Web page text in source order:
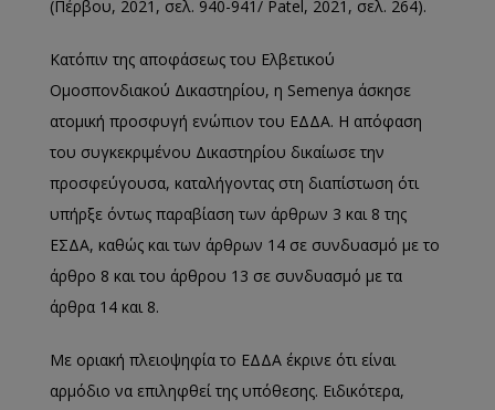
(Πέρβου, 2021, σελ. 940-941/ Patel, 2021, σελ. 264).
Κατόπιν της αποφάσεως του Ελβετικού
Ομοσπονδιακού Δικαστηρίου, η Semenya άσκησε
ατομική προσφυγή ενώπιον του ΕΔΔΑ. Η απόφαση
του συγκεκριμένου Δικαστηρίου δικαίωσε την
προσφεύγουσα, καταλήγοντας στη διαπίστωση ότι
υπήρξε όντως παραβίαση των άρθρων 3 και 8 της
ΕΣΔΑ, καθώς και των άρθρων 14 σε συνδυασμό με το
άρθρο 8 και του άρθρου 13 σε συνδυασμό με τα
άρθρα 14 και 8.
Με οριακή πλειοψηφία το ΕΔΔΑ έκρινε ότι είναι
αρμόδιο να επιληφθεί της υπόθεσης. Ειδικότερα,